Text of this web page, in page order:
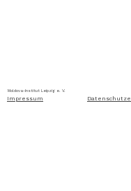
Moldova-Institut
Impressum